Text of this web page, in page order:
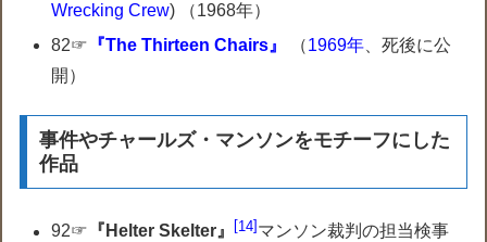
Wrecking Crew) （1968年）
82☞ 『The Thirteen Chairs』 （1969年 、死後に公
開）
事件やチャールズ・マンソンをモチーフにした
作品
92☞ 『Helter Skelter』 14 マンソン裁判の担当検事